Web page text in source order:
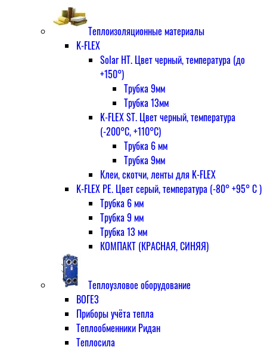
Теплоизоляционные материалы
K-FLEX
Solar HT. Цвет черный, температура (до
+150°)
Трубка 9мм
Трубка 13мм
K-FLEX ST. Цвет черный, температура
(-200°С, +110°С)
Трубка 6 мм
Трубка 9мм
Клеи, скотчи, ленты для K-FLEX
K-FLEX PE. Цвет серый, температура (-80° +95° С )
Трубка 6 мм
Трубка 9 мм
Трубка 13 мм
КОМПАКТ (КРАСНАЯ, СИНЯЯ)
Теплоузловое оборудование
ВОГЕЗ
Приборы учёта тепла
Теплообменники Ридан
Теплосила